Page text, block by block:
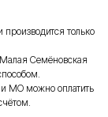
только
Семёновская
МО можно оплатить